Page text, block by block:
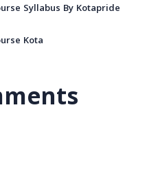
Syllabus By Kotapride
Kota